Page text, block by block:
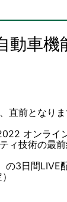
動車
直前となりま
オンライ
ィ技術の最前
の3日間LIVE